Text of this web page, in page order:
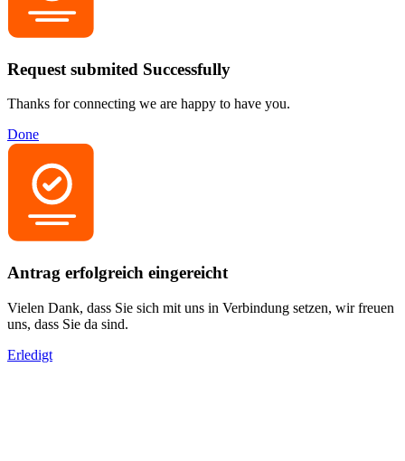
Request submited Successfully
Thanks for connecting we are happy to have you.
Done
Antrag erfolgreich eingereicht
Vielen Dank, dass Sie sich mit uns in Verbindung setzen, wir freuen
uns, dass Sie da sind.
Erledigt